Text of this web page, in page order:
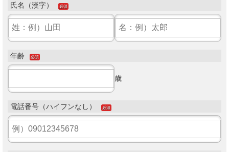
氏名（漢字） 必須
年齢 必須
歳
電話番号（ハイフンなし） 必須